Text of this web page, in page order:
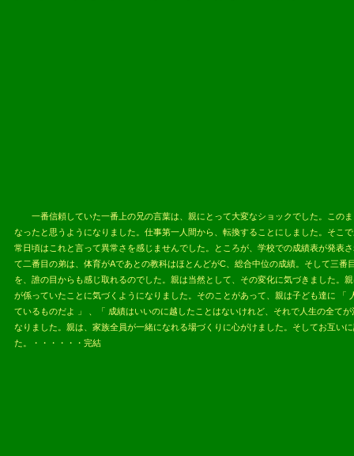
一番信頼していた一番上の兄の言葉は、親にとって大変なショックでした。この
なったと思うようになりました。仕事第一人間から、転換することにしました。そこ
常日頃はこれと言って異常さを感じませんでした。ところが、学校での成績表が発表
て二番目の弟は、体育がAであとの教科はほとんどがC、総合中位の成績。そして三
を、誰の目からも感じ取れるのでした。親は当然として、その変化に気づきました
が係っていたことに気づくようになりました。そのことがあって、親は子ども達に
ているものだよ 」 、「 成績はいいのに越したことはないけれど、それで人生の全て
なりました。親は、家族全員が一緒になれる場づくりに心がけました。そしてお互い
た。・・・・・・完結